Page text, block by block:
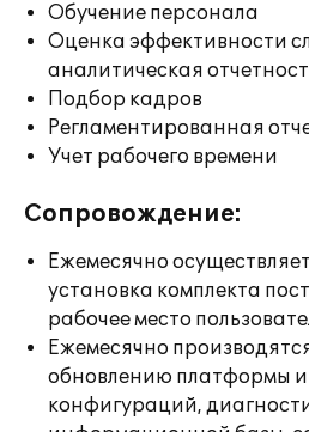
Обучение персонала
Оценка эффективности
аналитическая
Подбор кадров
Регламентированная
Учет рабочего времени
Сопровождение:
Ежемесячно
установка комплекта
рабочее место
Ежемесячно
обновлению платформы
конфигураций,